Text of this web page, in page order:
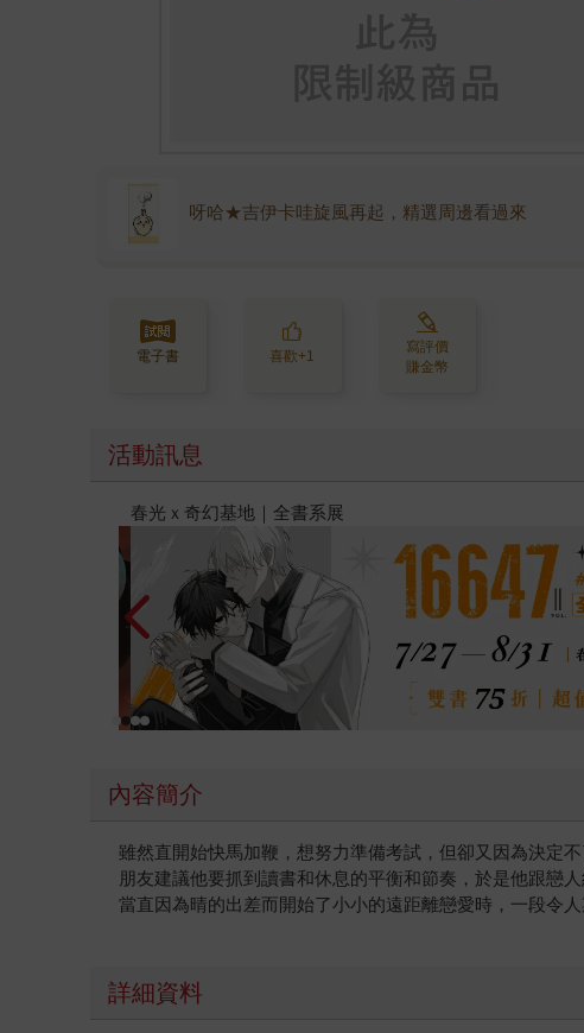
呀哈★吉伊卡哇旋風再起，精選周邊看過來
電子書 喜歡+1
寫評價
賺金幣
活動訊息
金石堂2026海外優惠：電子書
內容簡介
雖然直開始快馬加鞭，想努力準備考試，但卻又因為決定
朋友建議他要抓到讀書和休息的平衡和節奏，於是他跟戀
當直因為晴的出差而開始了小小的遠距離戀愛時，一段令
詳細資料